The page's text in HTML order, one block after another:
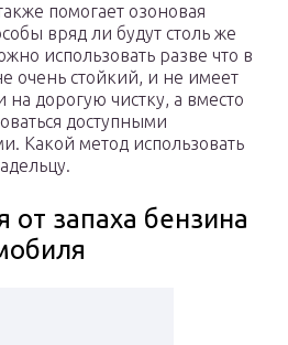
помогает озоновая
вряд ли будут столь же
использовать разве что в
очень стойкий, и не имеет
на дорогую чистку, а вместо
доступными
Какой метод использовать
от запаха бензина